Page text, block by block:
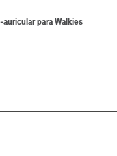
para Walkies